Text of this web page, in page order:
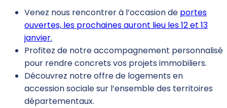
Venez nous rencontrer à l’occasion de portes
ouvertes, les prochaines auront lieu les 12 et 13
janvier.
Profitez de notre accompagnement personnalisé
pour rendre concrets vos projets immobiliers.
Découvrez notre offre de logements en
accession sociale sur l’ensemble des territoires
départementaux.